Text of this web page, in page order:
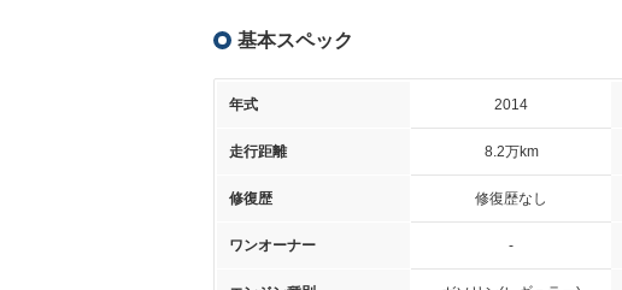
基本スペック
年式 2014
走行距離 8.2万km
修復歴 修復歴なし
ワンオーナー -